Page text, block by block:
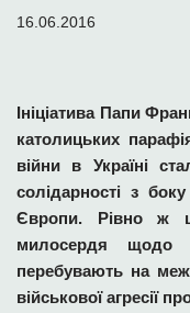
16.06.2016
Ініціатива Папи
католицьких
війни в Україні
солідарності з
Європи. Рівно ж
милосердя щодо
перебувають на
військової агресії